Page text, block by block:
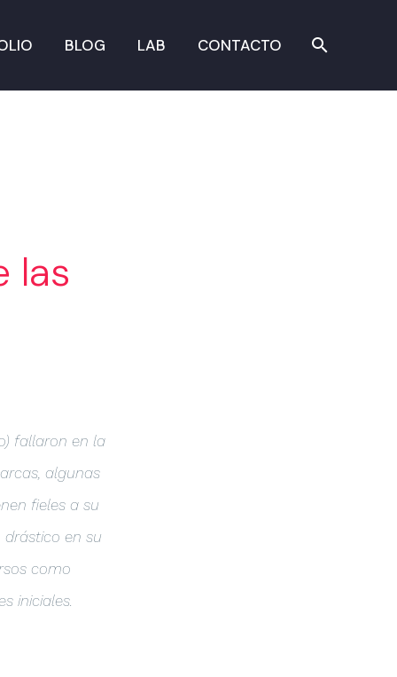
BLOG LAB CONTACTO
las
fallaron en la
algunas
fieles a su
en su
como
iniciales.